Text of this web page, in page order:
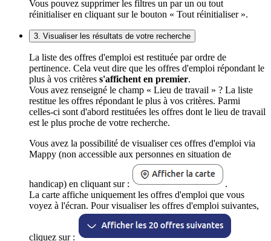
Vous pouvez supprimer les filtres un par un ou tout
réinitialiser en cliquant sur le bouton « Tout réinitialiser ».
3. Visualiser les résultats de votre recherche
La liste des offres d'emploi est restituée par ordre de
pertinence. Cela veut dire que les offres d'emploi répondant le
plus à vos critères s'affichent en premier.
Vous avez renseigné le champ « Lieu de travail » ? La liste
restitue les offres répondant le plus à vos critères. Parmi
celles-ci sont d'abord restituées les offres dont le lieu de travail
est le plus proche de votre recherche.
Vous avez la possibilité de visualiser ces offres d'emploi via
Mappy (non accessible aux personnes en situation de
handicap) en cliquant sur :
.
La carte affiche uniquement les offres d'emploi que vous
voyez à l'écran. Pour visualiser les offres d'emploi suivantes,
cliquez sur :